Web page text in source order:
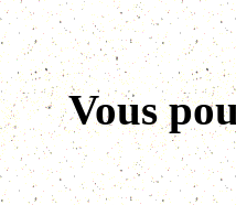
Vous